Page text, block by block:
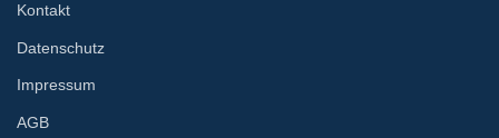
Kontakt
Datenschutz
Impressum
AGB